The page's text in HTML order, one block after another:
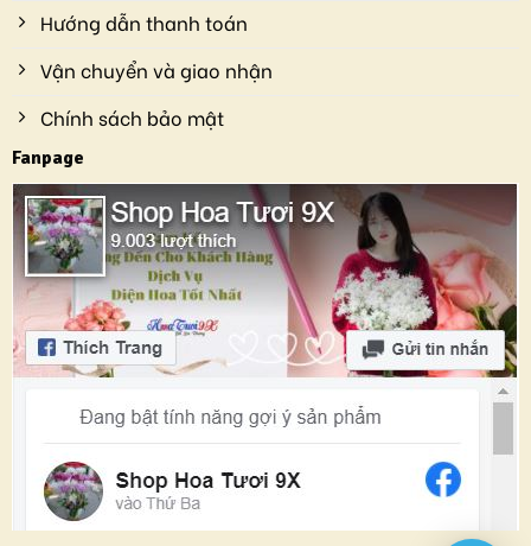
Hướng dẫn thanh toán
Vận chuyển và giao nhận
Chính sách bảo mật
Fanpage